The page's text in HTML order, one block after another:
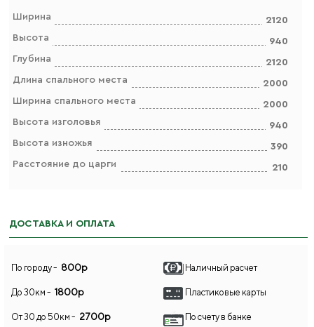
Ширина
2120
Высота
940
Глубина
2120
Длина спального места
2000
Ширина спального места
2000
Высота изголовья
940
Высота изножья
390
Расстояние до царги
210
ДОСТАВКА И ОПЛАТА
По городу - 800р
До 30км - 1800р
От 30 до 50км - 2700р
Наличный расчет
Пластиковые карты
По счету в банке